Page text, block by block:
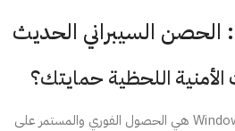
اللحظية حمايتك؟
من أهم فوائد تفعيل Windows 11 Pro هي الحصول الفوري والمستمر على